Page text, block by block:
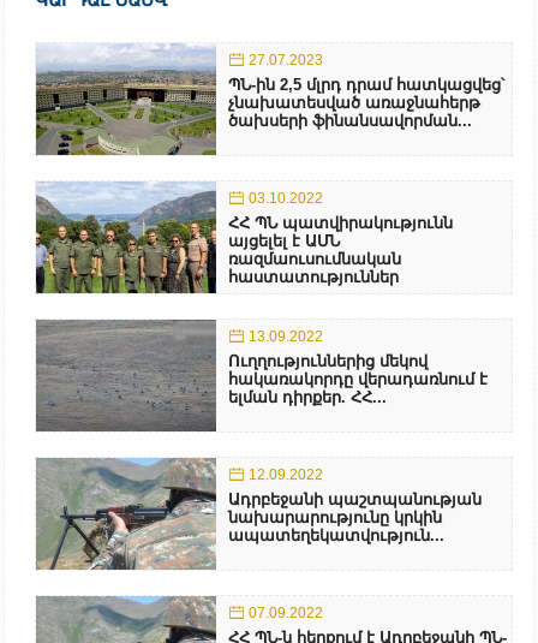
27.07.2023
ՊՆ-ին 2,5 մլրդ դրամ հատկացվեց՝
չնախատեսված առաջնահերթ
ծախսերի ֆինանսավորման...
03.10.2022
ՀՀ ՊՆ պատվիրակությունն
այցելել է ԱՄՆ
ռազմաուսումնական
հաստատություններ
13.09.2022
Ուղղություններից մեկով
հակառակորդը վերադառնում է
ելման դիրքեր. ՀՀ...
12.09.2022
Ադրբեջանի պաշտպանության
նախարարությունը կրկին
ապատեղեկատվություն...
07.09.2022
ՀՀ ՊՆ-ն հերքում է Ադրբեջանի ՊՆ-